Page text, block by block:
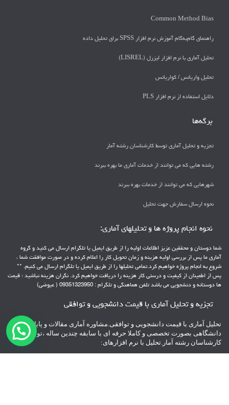
Common Method Bias
راهنمای گام‌به‌گام آموزش نرم افزار SPSS برای تحلیل داده
تحلیل آماری با نرم افزار لیزرل (LISREL)
تحليل واريانس / كواريانس
دلايل استفاده از نرم افزار PLS
برگه‌ها
تجزیه و تحلیل آماری توسط کارشناسان رشته آمار
رشته هایی که می توانند از خدمات آماری ما بهره ببرند
شهرهایی که می توانند از خدمات بهره ببرند
نحوه ارسال سفارش جهت تحلیل
نحوه انجام پروژه ها و تحلیلهای آماری:
شما دوستان و محققین عزیز اطلاعات اولیه را از طریق ایمیل یا تلگرام ارسال می کنید و گروه
آماری ما پس از بررسی اولیه هزینه و زمان تحویل کار را اعلام کرده و در صورت موافقت شما ،
شروع به انجام پروژه خواهیم کرد.تمامی تحلیلها را از طریق ایمیل یا تلگرام ارسال می کنیم. **
پس از اطمینان از کیفیت و درستی کار هزینه را دریافت خواهیم کرد. نگران هزینه نباشید ؛ قیمت
ها دوستانه و دنشجویی می باشد تلفن هماهنگی و تلگرام : 09351323950 ( عیوضی)
تجزیه و تحلیل آماری با قیمت دانشجویی و توافقی
تحلیل آماری با قیمت دانشجویی و توافقی.مشاوره آماری مقالات و پایانامه های
دانشگاهی بصورت تخصصی و کاملا حرفه ای با سابقه چندین ساله ،توسط
کارشناسان رشته آمار.تحلیل با نرم افزارهای: